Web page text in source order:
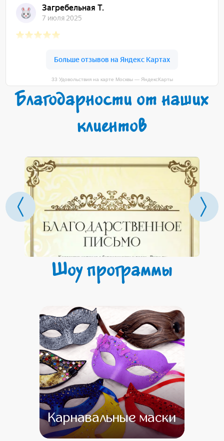
33 Удовольствия на карте Москвы — ЯндексКарты
Благодарности от наших
клиентов
Шоу программы
Карнавальные маски